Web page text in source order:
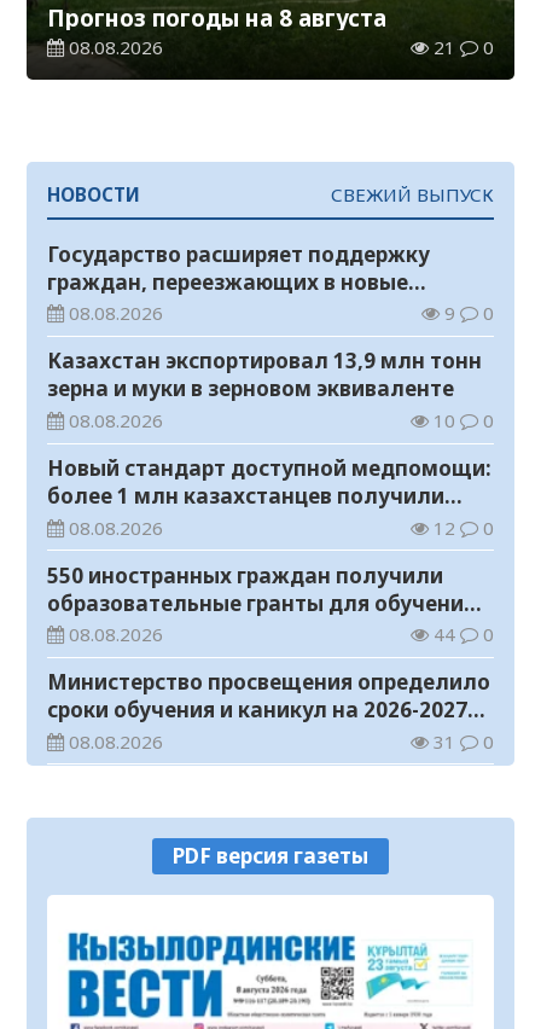
Прогноз погоды на 8 августа
08.08.2026 21 0
НОВОСТИ СВЕЖИЙ ВЫПУСК
Государство расширяет поддержку
граждан, переезжающих в новые
регионы для работы
08.08.2026 9 0
Казахстан экспортировал 13,9 млн тонн
зерна и муки в зерновом эквиваленте
08.08.2026 10 0
Новый стандарт доступной медпомощи:
более 1 млн казахстанцев получили
телемедицинские услуги
08.08.2026 12 0
550 иностранных граждан получили
образовательные гранты для обучения в
Казахстане
08.08.2026 44 0
Министерство просвещения определило
сроки обучения и каникул на 2026-2027
учебный год
08.08.2026 31 0
08.08.2026 21 0
У граждан высокие ожидания от
выборов в Курултай – опрос
07.08.2026
В Жанакоргане введена в эксплуатацию
водораспределительная станция
PDF версия газеты